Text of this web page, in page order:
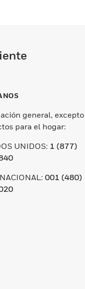
general, excepto
para el hogar:
UNIDOS: 1 (877)
001 (480)